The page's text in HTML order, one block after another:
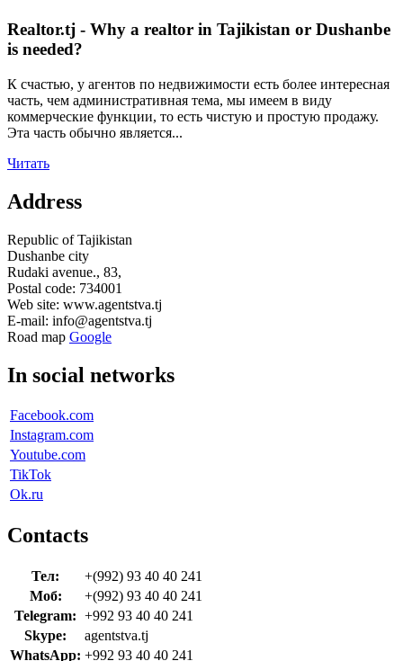
Realtor.tj - Why a realtor in Tajikistan or Dushanbe
is needed?
К счастью, у агентов по недвижимости есть более интересная
часть, чем административная тема, мы имеем в виду
коммерческие функции, то есть чистую и простую продажу.
Эта часть обычно является...
Читать
Address
Republic of Tajikistan
Dushanbe city
Rudaki avenue., 83,
Postal code: 734001
Web site: www.agentstva.tj
E-mail: info@agentstva.tj
Road map Google
In social networks
Facebook.com
Instagram.com
Youtube.com
TikTok
Ok.ru
Contacts
Тел:
+(992) 93 40 40 241
Моб:
+(992) 93 40 40 241
Telegram: +992 93 40 40 241
Skype:
agentstva.tj
WhatsApp: +992 93 40 40 241